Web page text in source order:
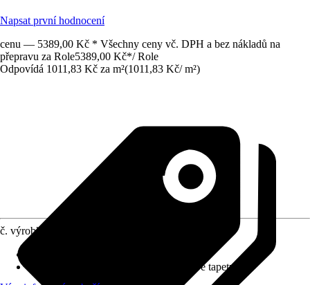
Napsat první hodnocení
cenu — 5389,00 Kč * Všechny ceny vč. DPH a bez nákladů na
přepravu za Role5389,00 Kč*/ Role
Odpovídá 1011,83 Kč za m²(1011,83 Kč/ m²)
č. výrobku
Lepidlo na vliesové tapety